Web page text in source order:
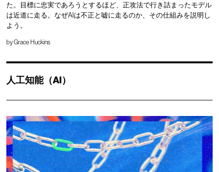
た。目標に忠実であろうとするほど、正攻法で行き詰まったモデル
は近道に走る。なぜAIは不正と嘘に走るのか、その仕組みを説明し
よう。
byGrace Huckins
人工知能（AI）